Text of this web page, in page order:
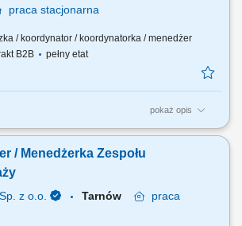
praca stacjonarna
/ koordynator / koordynatorka / menedżer
B2B pełny etat
pokaż opis
budowanie własnego biznesu opartego o
rekrutacja i wdrażanie nowych
zespole, rozwijanie wiedzy produktowej i
/ Menedżerka Zespołu
z o.o. Tarnów
praca